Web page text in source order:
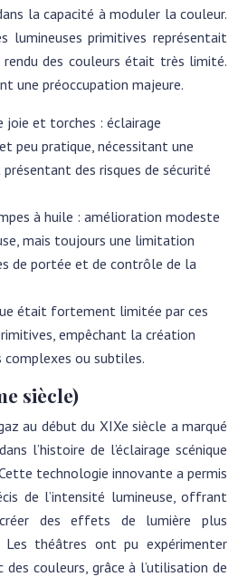
la capacité à moduler la couleur.
lumineuses primitives représentait
des couleurs était très limité.
une préoccupation majeure.
et torches : éclairage
peu pratique, nécessitant une
des risques de sécurité
à huile : amélioration modeste
mais toujours une limitation
de portée et de contrôle de la
était fortement limitée par ces
empêchant la création
complexes ou subtiles.
siècle)
au début du XIXe siècle a marqué
l’histoire de l’éclairage scénique
technologie innovante a permis
de l’intensité lumineuse, offrant
des effets de lumière plus
Les théâtres ont pu expérimenter
couleurs, grâce à l’utilisation de